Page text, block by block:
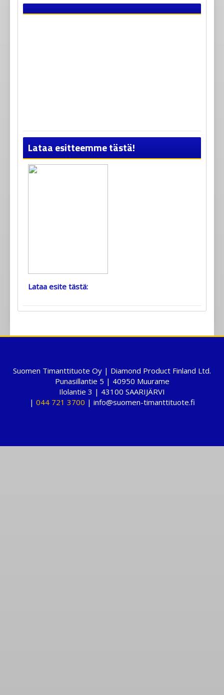
Lataa esitteemme tästä!
Lataa esite tästä:
Suomen Timanttituote Oy | Diamond Product Finland Ltd.
Punasillantie 5 | 40950 Muurame
Ilolantie 3 | 43100 SAARIJÄRVI
| 044 721 3700 | info@suomen-timanttituote.fi